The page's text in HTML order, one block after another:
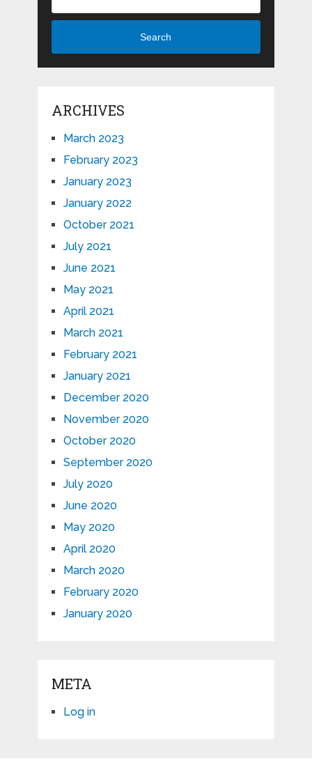
Search
ARCHIVES
March 2023
February 2023
January 2023
January 2022
October 2021
July 2021
June 2021
May 2021
April 2021
March 2021
February 2021
January 2021
December 2020
November 2020
October 2020
September 2020
July 2020
June 2020
May 2020
April 2020
March 2020
February 2020
January 2020
META
Log in